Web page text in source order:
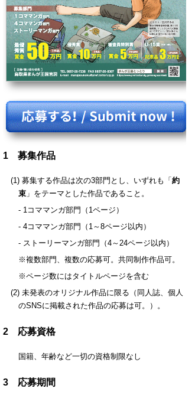
1 募集作品
(1) 募集する作品は次の3部門とし、いずれも「 約
束 」をテーマとした作品であること。
- 1コママンガ部門（1ページ）
- 4コママンガ部門（1～8ページ以内）
- ストーリーマンガ部門（4～24ページ以内）
※複数部門、複数の応募可。共同制作作品可。
※ページ数にはタイトルページを含む
(2) 未発表のオリジナル作品に限る（同人誌、個人
のSNSに掲載された作品の応募は可。）。
2 応募資格
国籍、年齢など一切の資格制限なし
3 応募期間